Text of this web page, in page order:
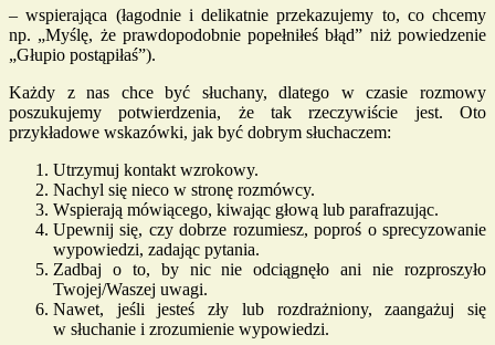
– wspierająca (łagodnie i delikatnie przekazujemy to, co chcemy
np. „Myślę, że prawdopodobnie popełniłeś błąd” niż powiedzenie
„Głupio postąpiłaś”).
Każdy z nas chce być słuchany, dlatego w czasie rozmowy
poszukujemy potwierdzenia, że tak rzeczywiście jest. Oto
przykładowe wskazówki, jak być dobrym słuchaczem:
Utrzymuj kontakt wzrokowy.
Nachyl się nieco w stronę rozmówcy.
Wspierają mówiącego, kiwając głową lub parafrazując.
Upewnij się, czy dobrze rozumiesz, poproś o sprecyzowanie
wypowiedzi, zadając pytania.
Zadbaj o to, by nic nie odciągnęło ani nie rozproszyło
Twojej/Waszej uwagi.
Nawet, jeśli jesteś zły lub rozdrażniony, zaangażuj się
w słuchanie i zrozumienie wypowiedzi.